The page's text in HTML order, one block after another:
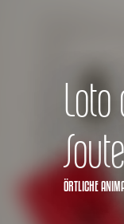
ÖRTLICHE